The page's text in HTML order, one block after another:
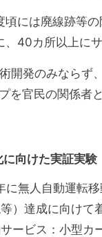
には廃線跡等
、40カ所以上に
発のみならず
を官民の関係者
向けた実証実験
無人自動運転
）達成に向けて
ービス：小型カ